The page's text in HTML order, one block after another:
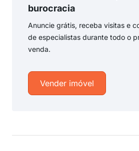
burocracia
Anuncie grátis, receba visitas e
de especialistas durante todo o
venda.
Vender imóvel